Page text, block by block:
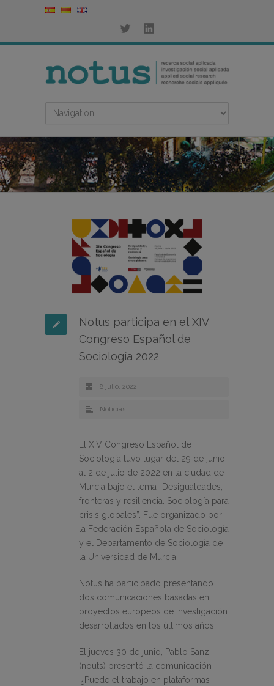
Notus participa en el XIV
Congreso Español de
Sociología 2022
8 julio, 2022
Noticias
El XIV Congreso Español de
Sociología tuvo lugar del 29 de junio
al 2 de julio de 2022 en la ciudad de
Murcia bajo el lema “Desigualdades,
fronteras y resiliencia. Sociología para
crisis globales”. Fue organizado por
la Federación Española de Sociología
y el Departamento de Sociología de
la Universidad de Murcia.
Notus ha participado presentando
dos comunicaciones basadas en
proyectos europeos de investigación
desarrollados en los últimos años.
El jueves 30 de junio, Pablo Sanz
(nouts) presentó la comunicación
‘¿Puede el trabajo en plataformas